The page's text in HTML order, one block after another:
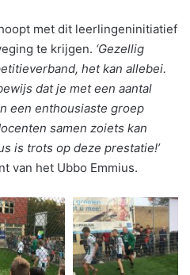
met dit leerlingeninitiatief
te krijgen. ‘Gezellig
het kan allebei.
dat je met een aantal
een enthousiaste groep
samen zoiets kan
is trots op deze prestatie!’
van het Ubbo Emmius.